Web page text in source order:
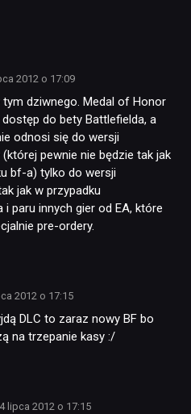
2012 o 17:09
dziwnego. Medal of Honor
dostęp do bety Battlefielda, a
odnosi się do wersji
pewnie nie będzie tak jak
bf-a) tylko do wersji
jak w przypadku
paru innych gier od EA, które
pre-ordery.
2012 o 17:15
DLC to zaraz nowy BF bo
na trzepanie kasy :/
lipca 2012 o 17:15